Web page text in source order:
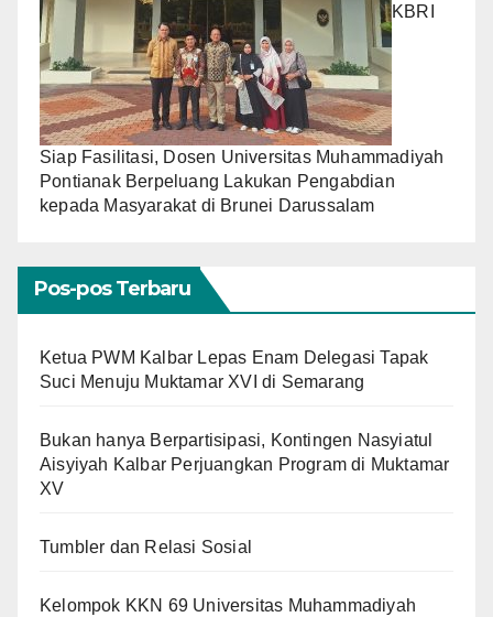
KBRI
Siap Fasilitasi, Dosen Universitas Muhammadiyah
Pontianak Berpeluang Lakukan Pengabdian
kepada Masyarakat di Brunei Darussalam
Pos-pos Terbaru
Ketua PWM Kalbar Lepas Enam Delegasi Tapak
Suci Menuju Muktamar XVI di Semarang
Bukan hanya Berpartisipasi, Kontingen Nasyiatul
Aisyiyah Kalbar Perjuangkan Program di Muktamar
XV
Tumbler dan Relasi Sosial
Kelompok KKN 69 Universitas Muhammadiyah